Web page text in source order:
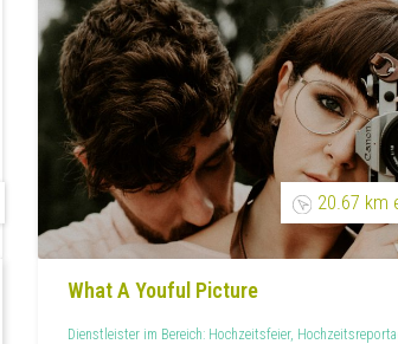
20.67 km
What A Youful Picture
Dienstleister im Bereich: Hochzeitsfeier,